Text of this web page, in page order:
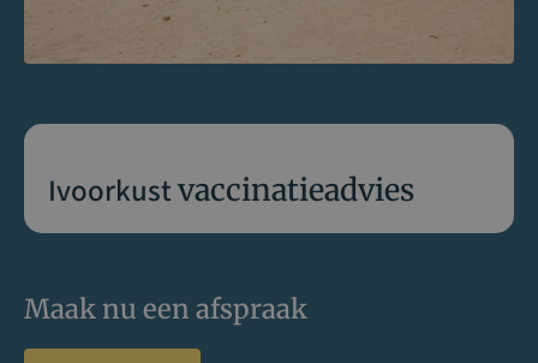
Ivoorkustvaccinatieadvies
Maak nu een afspraak